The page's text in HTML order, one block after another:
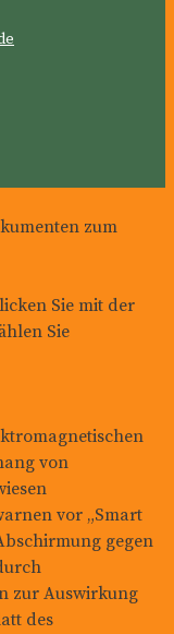
zum
Sie mit der
Sie
von
vor „Smart
gegen
zur Auswirkung
des